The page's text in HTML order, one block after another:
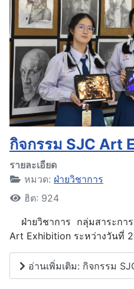
กิจกรรม SJC Art
รายละเอียด
หมวด: ฝ่ายวิชาการ
ฮิต: 924
ฝ่ายวิชาการ กลุ่มสาระการ
Art Exhibition ระหว่างวันที่
อ่านเพิ่มเติม: กิจกรรม